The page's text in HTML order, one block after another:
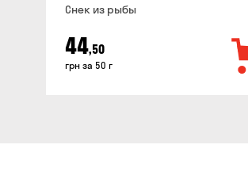
Снек из рыбы
44,50
грн за 50 г